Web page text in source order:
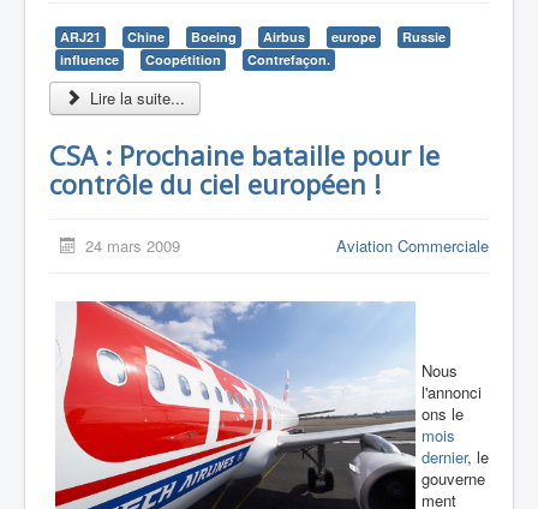
ARJ21 Chine Boeing Airbus europe
Russie
influence
Coopétition Contrefaçon.
Lire la suite...
CSA : Prochaine bataille pour le
contrôle du ciel européen !
24 mars 2009 Aviation Commerciale
Nous
l'annonci
ons le
mois
dernier, le
gouverne
ment